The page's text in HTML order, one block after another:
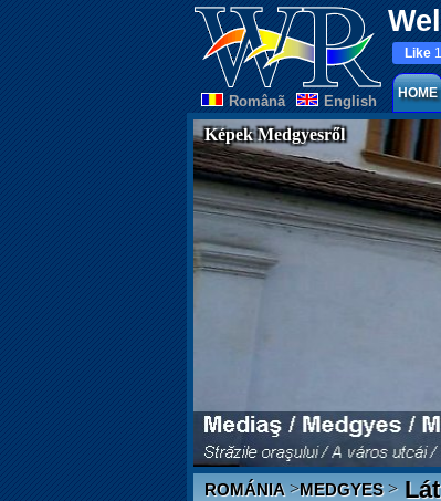
Românã English
Like
HOME
Képek Medgyesről
ROMÁNIA>MEDGYES>